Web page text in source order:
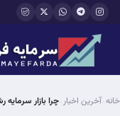
رفتن به محتوای اصلی
خانه آخرین اخبار چرا بازار سرمایه